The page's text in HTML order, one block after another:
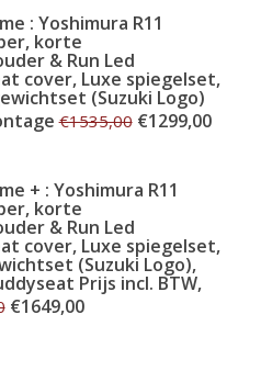
: Yoshimura R11
korte
& Run Led
cover, Luxe spiegelset,
(Suzuki Logo)
€1535,00€1299,00
+ : Yoshimura R11
korte
& Run Led
cover, Luxe spiegelset,
(Suzuki Logo),
Prijs incl. BTW,
€1649,00